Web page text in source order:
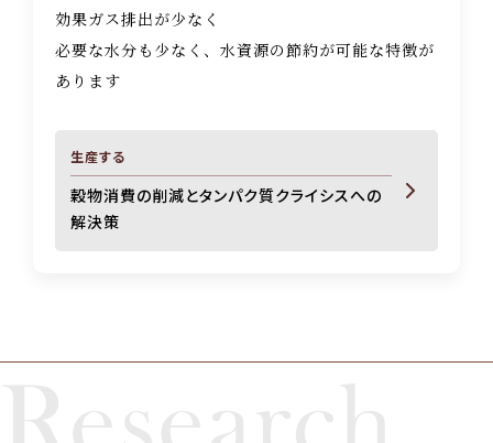
効果ガス排出が少なく
必要な水分も少なく、水資源の節約が可能な特徴が
あります
生産する
穀物消費の削減とタンパク質クライシスへの
解決策